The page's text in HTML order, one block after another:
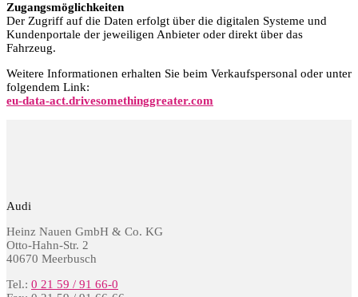
Zugangsmöglichkeiten
Der Zugriff auf die Daten erfolgt über die digitalen Systeme und
Kundenportale der jeweiligen Anbieter oder direkt über das
Fahrzeug.
Weitere Informationen erhalten Sie beim Verkaufspersonal oder unter
folgendem Link:
eu-data-act.drivesomethinggreater.com
Audi
Heinz Nauen GmbH & Co. KG
Otto-Hahn-Str. 2
40670 Meerbusch
Tel.: 0 21 59 / 91 66-0